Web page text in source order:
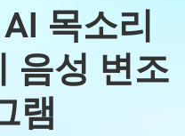
목소리
음성 변조
램